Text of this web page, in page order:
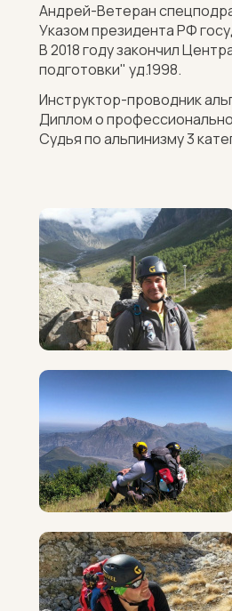
Андрей-Ветеран
Указом президента РФ
В 2018 году закончил
подготовки" уд.1998.
Инструктор-проводник
Диплом о
Судья по альпинизму 3